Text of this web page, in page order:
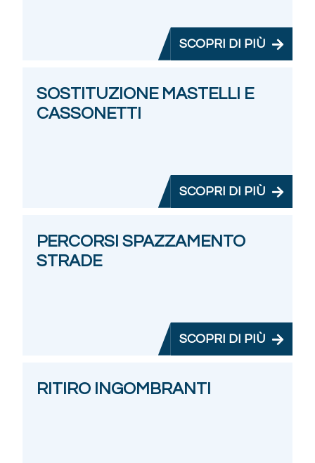
SCOPRI DI PIÙ
SOSTITUZIONE MASTELLI E
CASSONETTI
SCOPRI DI PIÙ
PERCORSI SPAZZAMENTO
STRADE
SCOPRI DI PIÙ
RITIRO INGOMBRANTI